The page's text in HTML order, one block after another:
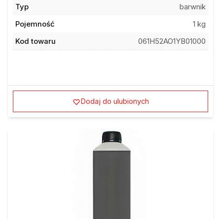
Typ
barwnik
Pojemność
1 kg
Kod towaru
061H52AO1YB01000
Dodaj do ulubionych